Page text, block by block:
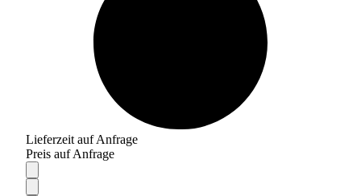
Lieferzeit auf Anfrage
Preis auf Anfrage